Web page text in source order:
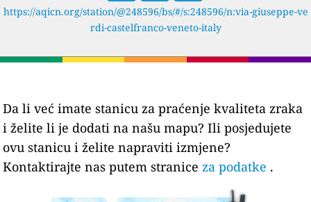
https://aqicn.org/station/@248596/bs/#/s:248596/n:via-giuseppe-ve
rdi-castelfranco-veneto-italy
Da li već imate stanicu za praćenje kvaliteta zraka
i želite li je dodati na našu mapu? Ili posjedujete
ovu stanicu i želite napraviti izmjene?
Kontaktirajte nas putem stranice za podatke .